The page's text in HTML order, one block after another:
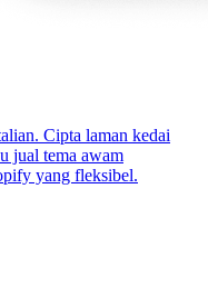
Cipta laman kedai
jual tema awam
yang fleksibel.